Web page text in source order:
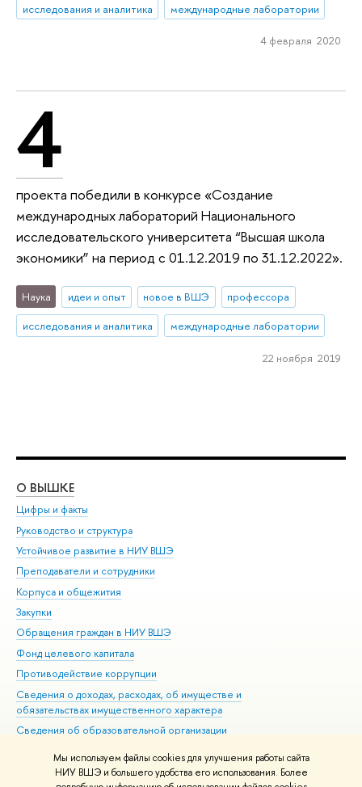
Мы используем файлы cookies для улучшения работы сайта
НИУ ВШЭ и большего удобства его использования. Более
исследования и аналитика
международные лаборатории
4 февраля 2020
4
проекта победили в конкурсе «Создание
международных лабораторий Национального
исследовательского университета “Высшая школа
экономики” на период с 01.12.2019 по 31.12.2022».
Наука идеи и опыт новое в ВШЭ
профессора
исследования и аналитика
международные лаборатории
22 ноября 2019
О ВЫШКЕ
Цифры и факты
Руководство и структура
Устойчивое развитие в НИУ ВШЭ
Преподаватели и сотрудники
Корпуса и общежития
Закупки
Обращения граждан в НИУ ВШЭ
Фонд целевого капитала
Противодействие коррупции
Сведения о доходах, расходах, об имуществе и
обязательствах имущественного характера
Сведения об образовательной организации
Людям с ограниченными возможностями здоровья
Единая платежная страница